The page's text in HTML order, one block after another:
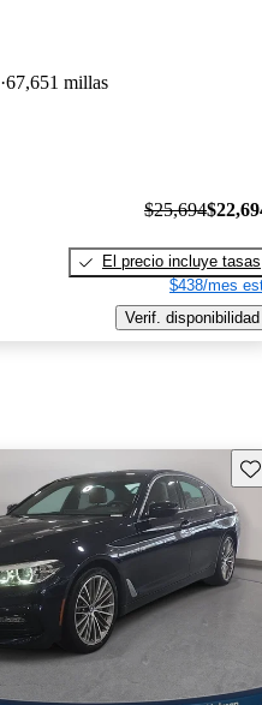
67,651 millas
$25,694
El precio incluye tasas
$438/mes
Verif. disponibilidad